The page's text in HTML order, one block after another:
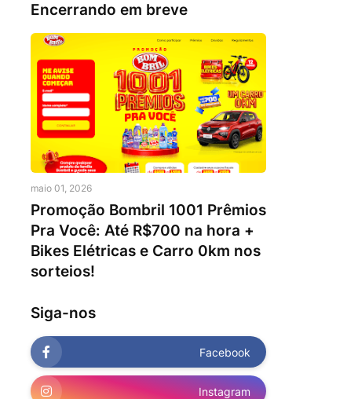
Encerrando em breve
maio 01, 2026
Promoção Bombril 1001 Prêmios
Pra Você: Até R$700 na hora +
Bikes Elétricas e Carro 0km nos
sorteios!
Siga-nos
Facebook
Instagram